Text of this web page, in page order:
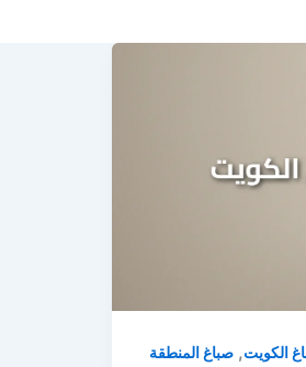
الكويت, صباغ المنطقة